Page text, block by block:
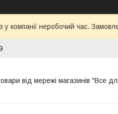
у компанії неробочий час.
від мережі магазинів "Все